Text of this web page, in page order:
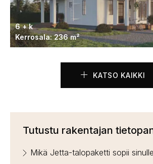
6 + k
Kerrosala: 236 m²
KATSO KAIKKI
Tutustu rakentajan
Mikä Jetta-talopaketti sopii